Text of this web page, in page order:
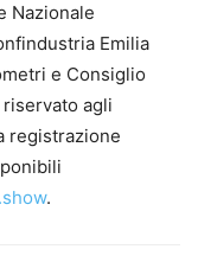
Nazionale
Emilia
e Consiglio
riservato agli
registrazione
.